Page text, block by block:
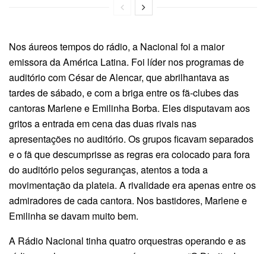
Nos áureos tempos do rádio, a Nacional foi a maior
emissora da América Latina. Foi líder nos programas de
auditório com César de Alencar, que abrilhantava as
tardes de sábado, e com a briga entre os fã-clubes das
cantoras Marlene e Emilinha Borba. Eles disputavam aos
gritos a entrada em cena das duas rivais nas
apresentações no auditório. Os grupos ficavam separados
e o fã que descumprisse as regras era colocado para fora
do auditório pelos seguranças, atentos a toda a
movimentação da plateia. A rivalidade era apenas entre os
admiradores de cada cantora. Nos bastidores, Marlene e
Emilinha se davam muito bem.
A Rádio Nacional tinha quatro orquestras operando e as